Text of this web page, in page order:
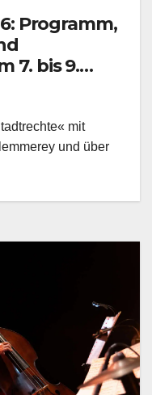
Programm,
7. bis 9.
mit
und über